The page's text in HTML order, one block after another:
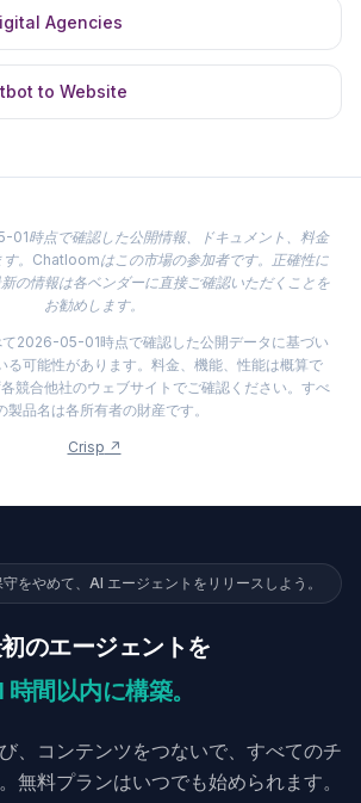
Agencies
to Website
01時点で確認した公開情報、ドキュメント、料金
す。Chatloomはこの市場の参加者です。正確性に
の情報は各ベンダーに直接ご確認いただくことを
お勧めします。
2026-05-01時点で確認した公開データに基づい
る可能性があります。料金、機能、性能は概算で
競合他社のウェブサイトでご確認ください。すべ
製品名は各所有者の財産です。
Crisp ↗
をやめて、AI エージェントをリリースしよう。
のエージェントを
時間以内に構築。
、コンテンツをつないで、すべてのチ
無料プランはいつでも始められます。